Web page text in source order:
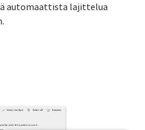
automaattista lajittelua